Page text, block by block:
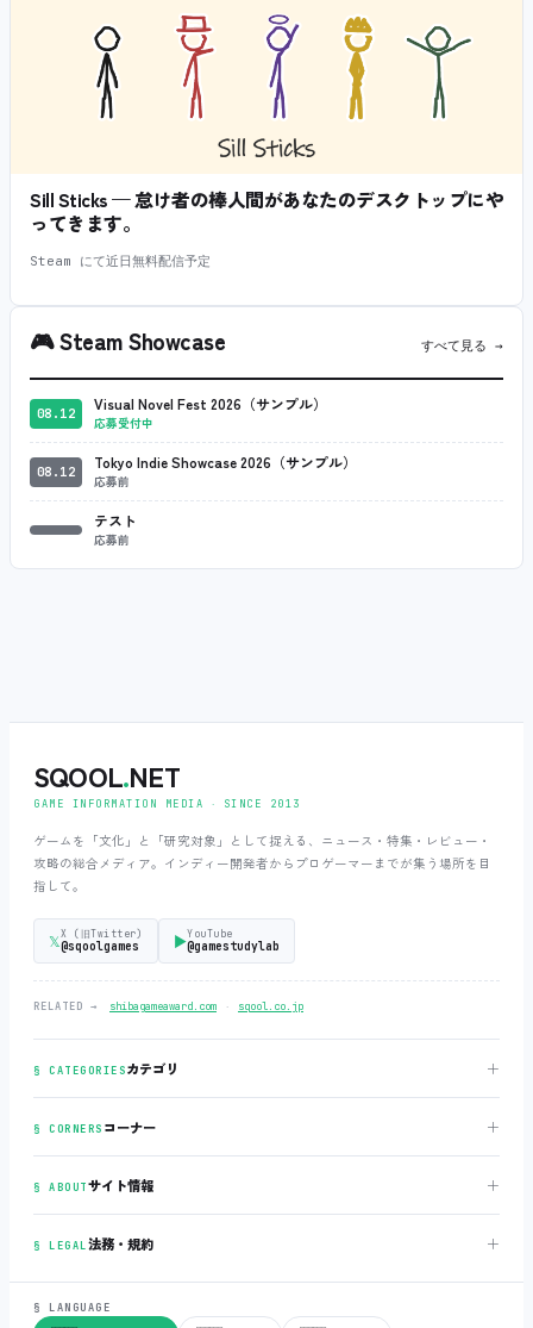
Sill Sticks — 怠け者の棒人間があなたのデスクトップにや
ってきます。
Steam にて近日無料配信予定
🎮Steam Showcase すべて見る →
08.12 Visual Novel Fest 2026（サンプル）
応募受付中
08.12 Tokyo Indie Showcase 2026（サンプル）
応募前
テスト
応募前
SQOOL.NET
GAME INFORMATION MEDIA ‧ SINCE 2013
ゲームを「文化」と「研究対象」として捉える、ニュース・特集・レビュー・
攻略の総合メディア。インディー開発者からプロゲーマーまでが集う場所を目
指して。
𝕏X (旧Twitter)
@sqoolgames ▶YouTube
@gamestudylab
RELATED → shibagameaward.com ‧ sqool.co.jp
§ CATEGORIESカテゴリ ＋
§ CORNERS コーナー ＋
§ ABOUTサイト情報 ＋
§ LEGAL法務・規約 ＋
§ LANGUAGE